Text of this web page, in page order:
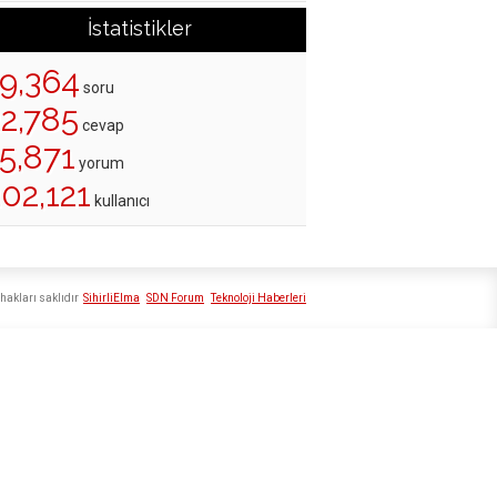
İstatistikler
soru
cevap
yorum
kullanıcı
SihirliElma SDN Forum Teknoloji Haberleri
saklıdır